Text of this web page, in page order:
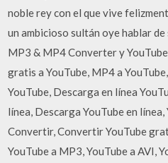
noble rey con el que vive
un ambicioso sultán oye hablar
MP3 & MP4 Converter y
gratis a YouTube, MP4 a
YouTube, Descarga en línea
línea, Descarga YouTube en
Convertir, Convertir YouTube
YouTube a MP3, YouTube a AVI,